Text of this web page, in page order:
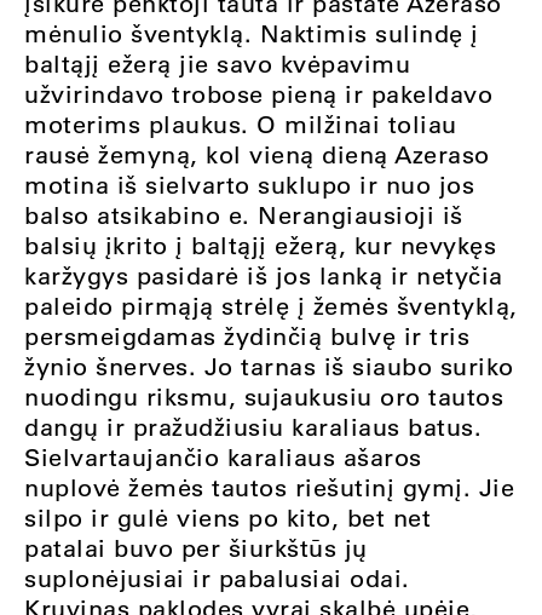
mėnulio šventyklą. Naktimis sulindę į
baltąjį ežerą jie savo kvėpavimu
užvirindavo trobose pieną ir pakeldavo
moterims plaukus. O milžinai toliau
rausė žemyną, kol vieną dieną Azeraso
motina iš sielvarto suklupo ir nuo jos
balso atsikabino e. Nerangiausioji iš
balsių įkrito į baltąjį ežerą, kur nevykęs
karžygys pasidarė iš jos lanką ir netyčia
paleido pirmąją strėlę į žemės šventyklą,
persmeigdamas žydinčią bulvę ir tris
žynio šnerves. Jo tarnas iš siaubo suriko
nuodingu riksmu, sujaukusiu oro tautos
dangų ir pražudžiusiu karaliaus batus.
Sielvartaujančio karaliaus ašaros
nuplovė žemės tautos riešutinį gymį. Jie
silpo ir gulė viens po kito, bet net
patalai buvo per šiurkštūs jų
suplonėjusiai ir pabalusiai odai.
Kruvinas paklodes vyrai skalbė upėje,